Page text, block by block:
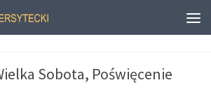
Sobota, Poświęcenie